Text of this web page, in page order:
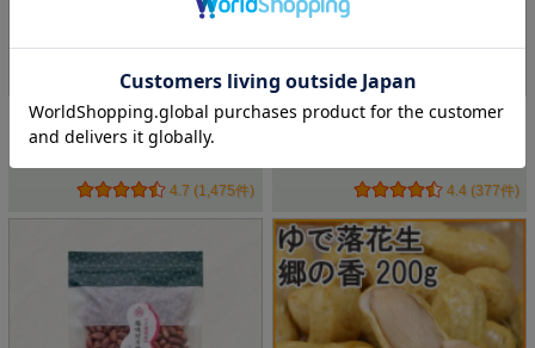
【送料込】【メール便】半立素煎り
落花生（ローストピーナッツ）...
4.7 (1,475件)
【送料込】【メール便】 バターピー
4.4 (377件)